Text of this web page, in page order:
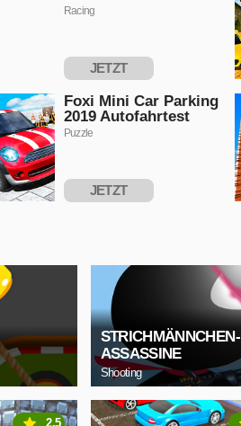
Racing
JETZT
Foxi Mini Car Parking
2019 Autofahrtest
Puzzle
JETZT
STRICHMÄNNCHEN-
ASSASSINE
Shooting
2.5